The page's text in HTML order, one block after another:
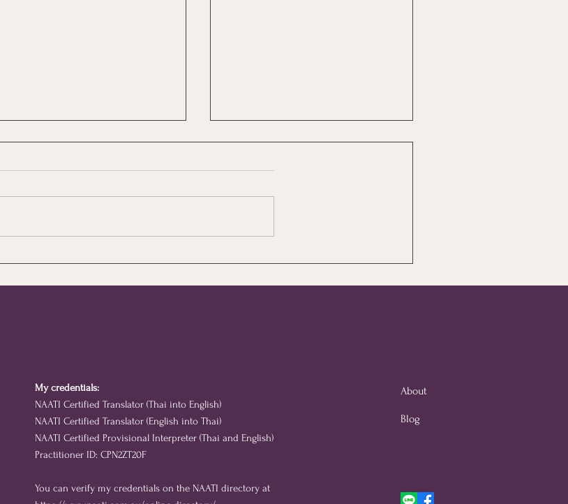
🔍 ไขข้อข้องใจ... "ตราประทับ
NAATI" แบบดิจิทัลมีข้อมูล
ที่เค้าเรียกกันว่า "แปลเอกสาร
My credentials:
NAATI Certified Translator (Thai into English)
NAATI Certified Translator (English into Thai)
NAATI Certified Provisional Interpreter (Thai and English)
Practitioner ID: CPN2ZT20F
You can verify my credentials on the NAATI directory at
About
Blog